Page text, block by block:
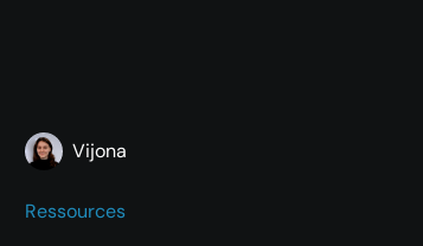
Vijona
Ressources